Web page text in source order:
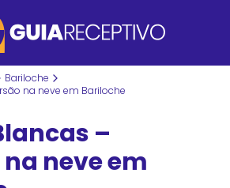
Bariloche
na neve em Bariloche
–
neve em